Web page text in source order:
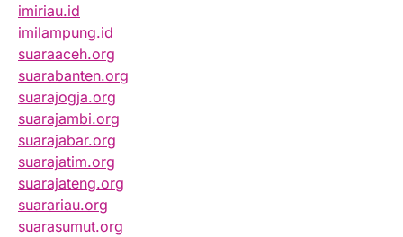
imiriau.id
imilampung.id
suaraaceh.org
suarabanten.org
suarajogja.org
suarajambi.org
suarajabar.org
suarajatim.org
suarajateng.org
suarariau.org
suarasumut.org